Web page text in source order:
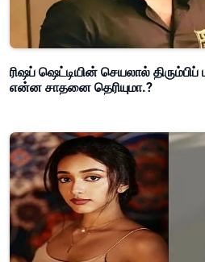
ரிஷப் ஷெட்டியின் செயலால் திரும்பிப்
என்ன சாதனை தெரியுமா.?